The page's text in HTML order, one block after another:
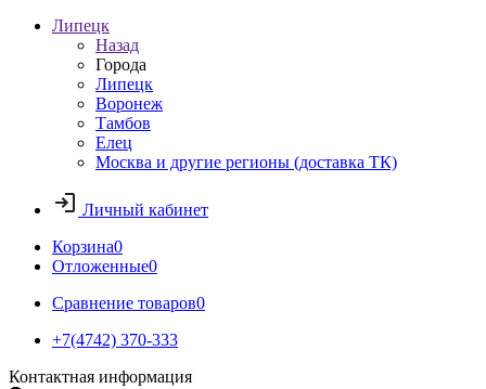
Липецк
Назад
Города
Липецк
Воронеж
Тамбов
Елец
Москва и другие регионы (доставка ТК)
Личный кабинет
Корзина0
Отложенные0
Сравнение товаров0
+7(4742) 370-333
Контактная информация